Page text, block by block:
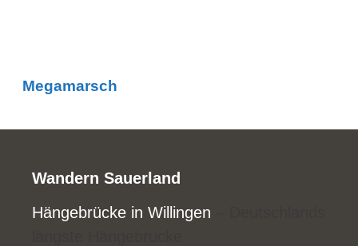
Megamarsch
Wandern Sauerland
Hängebrücke in Willingen